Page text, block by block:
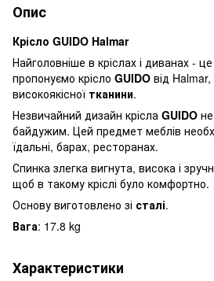
Опис
Крісло GUIDO Halmar
Найголовніше в кріслах і диванах -
пропонуємо крісло GUIDO від
високоякісної тканини.
Незвичайний дизайн крісла GUIDO
байдужим. Цей предмет меблів
їдальні, барах, ресторанах.
Спинка злегка вигнута, висока і
щоб в такому кріслі було комфортно.
Основу виготовлено зі сталі.
Вага: 17.8 kg
Характеристики